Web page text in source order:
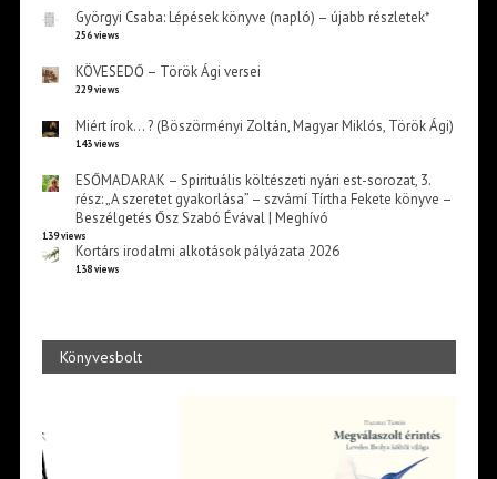
Györgyi Csaba: Lépések könyve (napló) – újabb részletek*
256 views
KÖVESEDŐ – Török Ági versei
229 views
Miért írok… ? (Böszörményi Zoltán, Magyar Miklós, Török Ági)
143 views
ESŐMADARAK – Spirituális költészeti nyári est-sorozat, 3.
rész: „A szeretet gyakorlása” – szvámí Tírtha Fekete könyve –
Beszélgetés Ősz Szabó Évával | Meghívó
139 views
Kortárs irodalmi alkotások pályázata 2026
138 views
Könyvesbolt